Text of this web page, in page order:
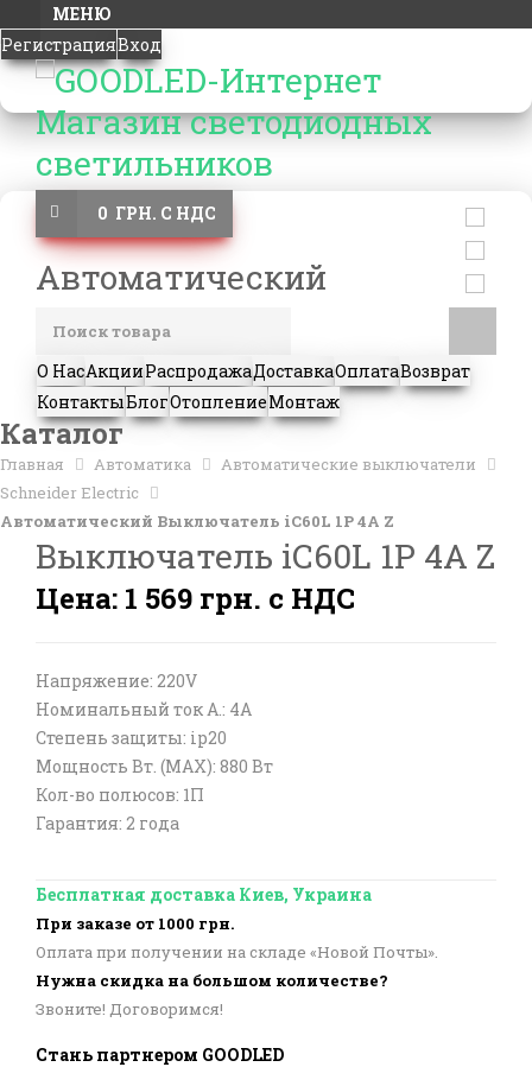
МЕНЮ
РегистрацияВход
0 ГРН. С НДС
О НасАкцииРаспродажаДоставкаОплатаВозврат
КонтактыБлогОтоплениеМонтаж
Каталог
Главная Автоматика
Автоматические выключатели
Schneider Electric
Автоматический Выключатель iC60L 1P 4A Z
Автоматический
Выключатель iC60L 1P 4A Z
Цена: 1 569 грн. с НДС
Напряжение: 220V
Номинальный ток А.: 4A
Степень защиты: ip20
Мощность Вт. (МАХ): 880 Вт
Кол-во полюсов: 1П
Гарантия: 2 года
Бесплатная доставка Киев, Украина
При заказе от 1000 грн.
Оплата при получении на складе «Новой Почты».
Нужна скидка на большом количестве?
Звоните! Договоримся!
Стань партнером GOODLED